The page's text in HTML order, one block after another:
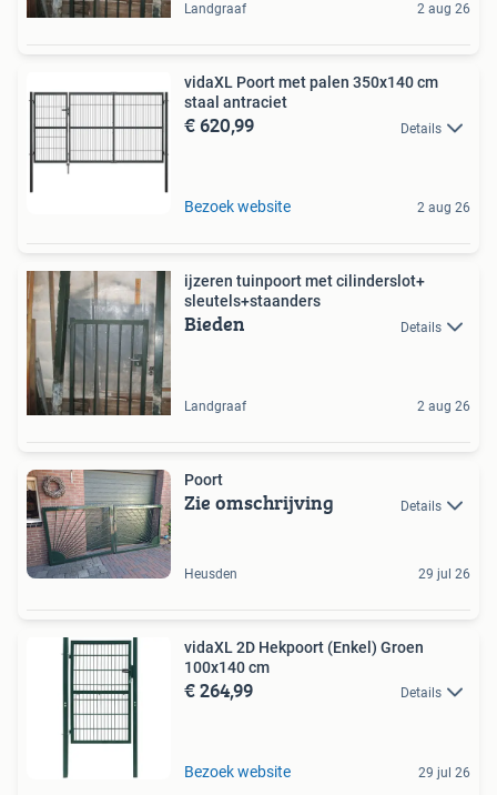
Landgraaf 2 aug 26
vidaXL Poort met palen 350x140 cm
staal antraciet
€ 620,99 Details
Bezoek website 2 aug 26
ijzeren tuinpoort met cilinderslot+
sleutels+staanders
Bieden Details
Landgraaf 2 aug 26
Poort
Zie omschrijving Details
Heusden 29 jul 26
vidaXL 2D Hekpoort (Enkel) Groen
100x140 cm
€ 264,99 Details
Bezoek website 29 jul 26